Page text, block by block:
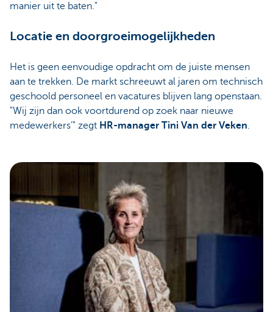
manier uit te baten."
Locatie en doorgroeimogelijkheden
Het is geen eenvoudige opdracht om de juiste mensen
aan te trekken. De markt schreeuwt al jaren om technisch
geschoold personeel en vacatures blijven lang openstaan.
"Wij zijn dan ook voortdurend op zoek naar nieuwe
medewerkers’" zegt HR-manager Tini Van der Veken.